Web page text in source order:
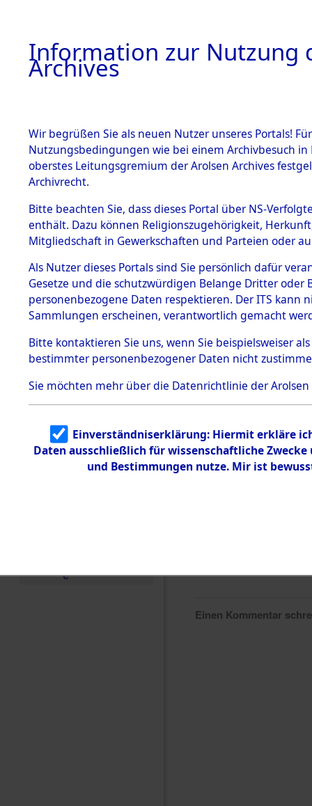
BESTÄNDE
1.
mente
5. Verschiedenes
5.3
Todesmärsche
5.3.1 Alliierte
Erhebungen
zu
Todesmärsch
en
5.3.2
Identifizierun
g
5.3.3
Todesmärsch
e
die
0288
Einen Kommentar
Information zur Nutzung
Archives
Wir begrüßen Sie als neuen Nutzer unseres Portals!
Nutzungsbedingungen wie bei einem Archivbesuch
oberstes Leitungsgremium der Arolsen Archives
Archivrecht.
Bitte beachten Sie, dass dieses Portal über NS-
enthält. Dazu können Religionszugehörigkeit,
Mitgliedschaft in Gewerkschaften und Parteien oder
Als Nutzer dieses Portals sind Sie persönlich dafür
Gesetze und die schutzwürdigen Belange Dritter
personenbezogene Daten respektieren. Der ITS
Sammlungen erscheinen, verantwortlich gemacht
Bitte kontaktieren Sie uns, wenn Sie beispielsweiser
bestimmter personenbezogener Daten nicht
Sie möchten mehr über die Datenrichtlinie der Arolsen
Einverständniserklärung: Hiermit erkläre
Daten ausschließlich für wissenschaftliche
und Bestimmungen nutze. Mir ist